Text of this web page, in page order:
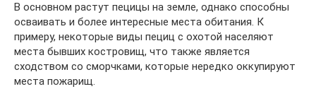
В основном растут пецицы на земле, однако способны
осваивать и более интересные места обитания. К
примеру, некоторые виды пециц с охотой населяют
места бывших костровищ, что также является
сходством со сморчками, которые нередко оккупируют
места пожарищ.